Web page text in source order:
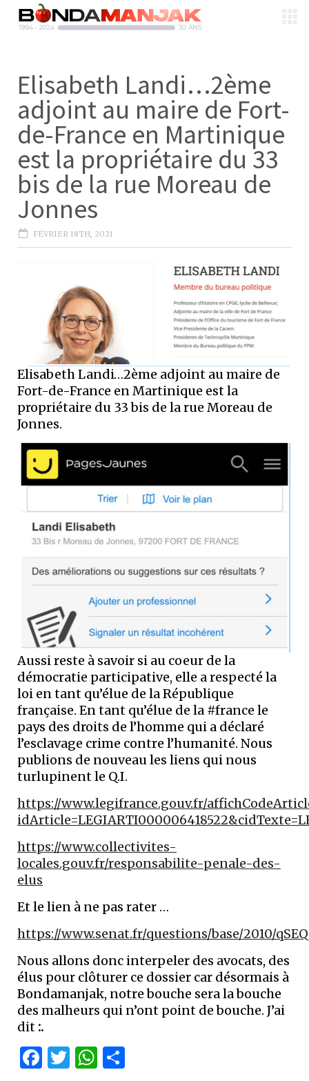
Elisabeth Landi…2ème
adjoint au maire de Fort-
de-France en Martinique
est la propriétaire du 33
bis de la rue Moreau de
Jonnes
FÉVRIER 18TH, 2021
Elisabeth Landi…2ème adjoint au maire de
Fort-de-France en Martinique est la
propriétaire du 33 bis de la rue Moreau de
Jonnes.
Aussi reste à savoir si au coeur de la
démocratie participative, elle a respecté la
loi en tant qu’élue de la République
française. En tant qu’élue de la #france le
pays des droits de l’homme qui a déclaré
l’esclavage crime contre l’humanité. Nous
publions de nouveau les liens qui nous
turlupinent le Q.I.
https://www.legifrance.gouv.fr/
https://www.collectivites-
locales.gouv.fr/responsabilite-penale-des-
elus
Et le lien à ne pas rater …
https://www.senat.fr/questions/base/2010/
Nous allons donc interpeler des avocats, des
élus pour clôturer ce dossier car désormais à
Bondamanjak, notre bouche sera la bouche
des malheurs qui n’ont point de bouche. J’ai
dit :.
Facebook
Twitter
WhatsApp